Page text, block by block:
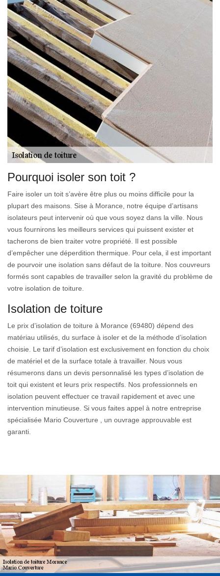
Pourquoi isoler son toit ?
Faire isoler un toit s’avère être plus ou moins difficile pour la
plupart des maisons. Sise à Morance, notre équipe d’artisans
isolateurs peut intervenir où que vous soyez dans la ville. Nous
vous fournirons les meilleurs services qui puissent exister et
tacherons de bien traiter votre propriété. Il est possible
d’empêcher une déperdition thermique. Pour cela, il est important
de pourvoir une isolation sans défaut de la toiture. Nos couvreurs
formés sont capables de travailler selon la gravité du problème de
votre isolation de toiture.
Isolation de toiture
Le prix d’isolation de toiture à Morance (69480) dépend des
matériau utilisés, du surface à isoler et de la méthode d’isolation
choisie. Le tarif d’isolation est exclusivement en fonction du choix
de matériel et de la surface totale à travailler. Nous vous
résumerons dans un devis personnalisé les types d’isolation de
toit qui existent et leurs prix respectifs. Nos professionnels en
isolation peuvent effectuer ce travail rapidement et avec une
intervention minutieuse. Si vous faites appel à notre entreprise
spécialisée Mario Couverture , un ouvrage approuvable est
garanti.